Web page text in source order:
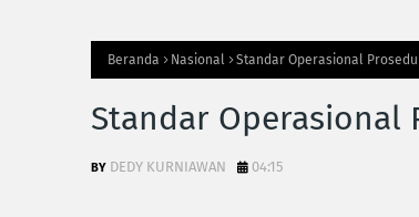
Beranda Nasional Standar Operasional
Standar Operasional
DEDY KURNIAWAN 04:15